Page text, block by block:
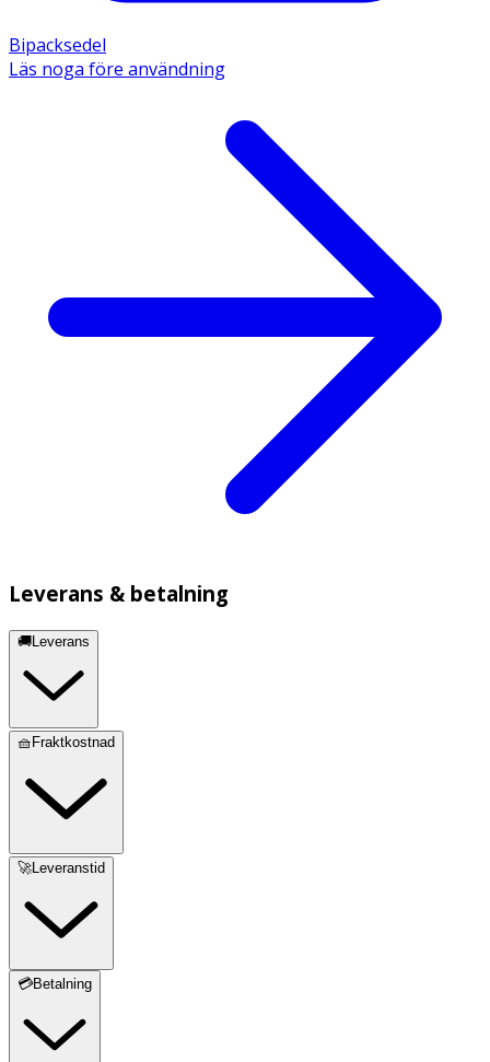
Bipacksedel
Läs noga före användning
Leverans & betalning
🚚Leverans
🧺Fraktkostnad
🚀Leveranstid
💳Betalning